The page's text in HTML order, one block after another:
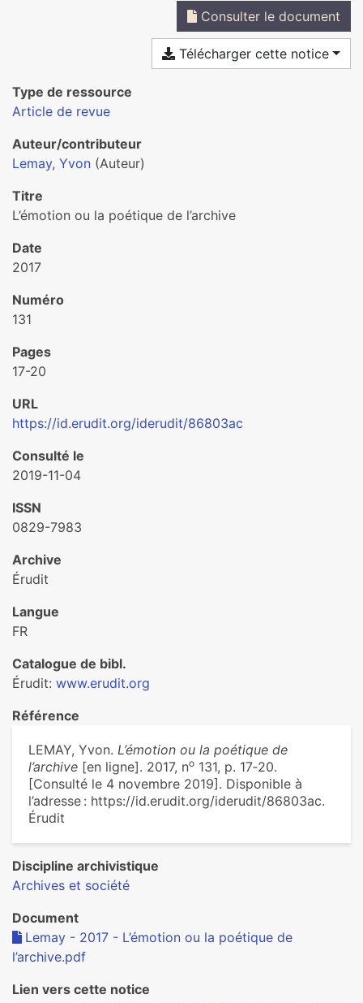
Consulter le document
Télécharger cette notice
Type de ressource
Article de revue
Auteur/contributeur
Lemay, Yvon (Auteur)
Titre
L’émotion ou la poétique de l’archive
Date
2017
Numéro
131
Pages
17-20
URL
https://id.erudit.org/iderudit/86803ac
Consulté le
2019-11-04
ISSN
0829-7983
Archive
Érudit
Langue
FR
Catalogue de bibl.
Érudit: www.erudit.org
Référence
LEMAY, Yvon. L’émotion ou la poétique de
l’archive [en ligne]. 2017, no 131, p. 17‑20.
[Consulté le 4 novembre 2019]. Disponible à
l’adresse : https://id.erudit.org/iderudit/86803ac.
Érudit
Discipline archivistique
Archives et société
Document
Lemay - 2017 - L’émotion ou la poétique de
l’archive.pdf
Lien vers cette notice